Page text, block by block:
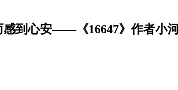
感到心安——《16647》作者小